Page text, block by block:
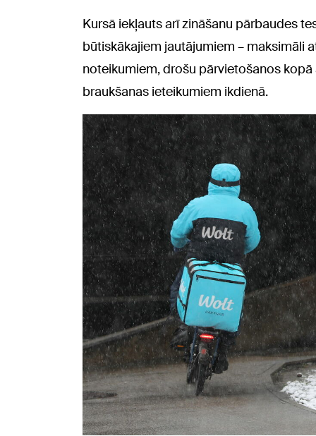
Kursā iekļauts arī zināšanu pārbaudes
būtiskākajiem jautājumiem – maksimāli
noteikumiem, drošu pārvietošanos
braukšanas ieteikumiem ikdienā.